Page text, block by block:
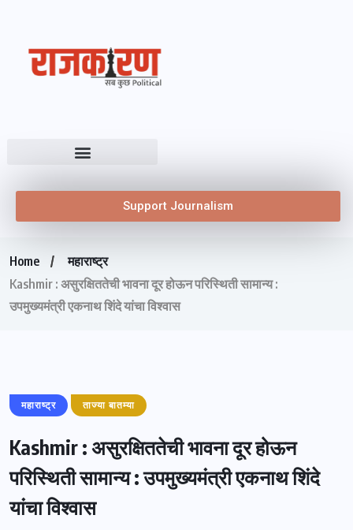
Support Journalism
Home
महाराष्ट्र
Kashmir : असुरक्षिततेची भावना दूर होऊन परिस्थिती सामान्य :
उपमुख्यमंत्री एकनाथ शिंदे यांचा विश्वास
महाराष्ट्र ताज्या बातम्या
Kashmir : असुरक्षिततेची भावना दूर होऊन
परिस्थिती सामान्य : उपमुख्यमंत्री एकनाथ शिंदे
यांचा विश्वास